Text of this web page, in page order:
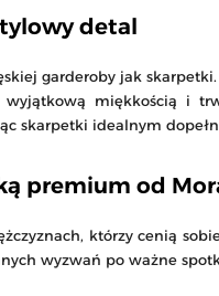
detal
garderoby jak
miękkością i
skarpetki idealnym
premium od
którzy cenią
wyzwań po ważne